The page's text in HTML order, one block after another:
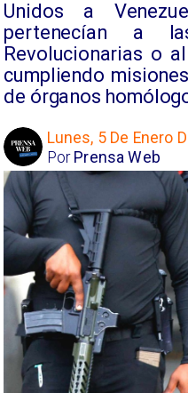
Unidos a
pertenecían a
Revolucionarias o
cumpliendo
de órganos
Lunes, 5 De Enero
Prensa Web
Por